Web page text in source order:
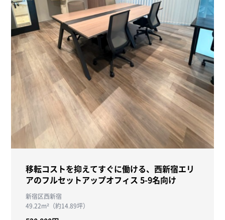
移転コストを抑えてすぐに働ける、西新宿エリ
アのフルセットアップオフィス 5-9名向け
新宿区西新宿
49.22m²（約14.89坪）